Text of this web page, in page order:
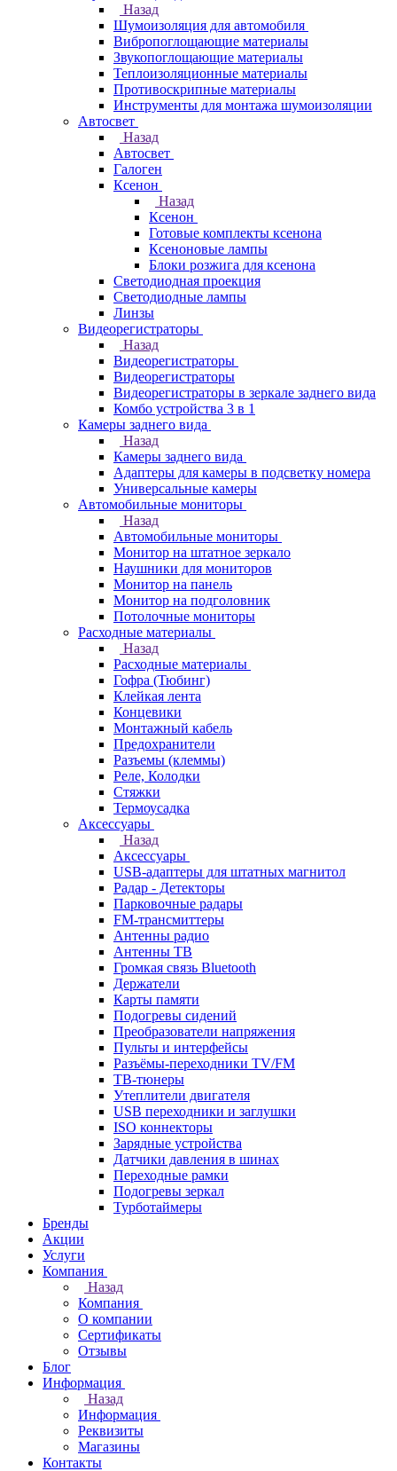
Назад
Шумоизоляция для автомобиля
Вибропоглощающие материалы
Звукопоглощающие материалы
Теплоизоляционные материалы
Противоскрипные материалы
Инструменты для монтажа шумоизоляции
Автосвет
Назад
Автосвет
Галоген
Ксенон
Назад
Ксенон
Готовые комплекты ксенона
Ксеноновые лампы
Блоки розжига для ксенона
Светодиодная проекция
Светодиодные лампы
Линзы
Видеорегистраторы
Назад
Видеорегистраторы
Видеорегистраторы
Видеорегистраторы в зеркале заднего вида
Комбо устройства 3 в 1
Камеры заднего вида
Назад
Камеры заднего вида
Адаптеры для камеры в подсветку номера
Универсальные камеры
Автомобильные мониторы
Назад
Автомобильные мониторы
Монитор на штатное зеркало
Наушники для мониторов
Монитор на панель
Монитор на подголовник
Потолочные мониторы
Расходные материалы
Назад
Расходные материалы
Гофра (Тюбинг)
Клейкая лента
Концевики
Монтажный кабель
Предохранители
Разъемы (клеммы)
Реле, Колодки
Стяжки
Термоусадка
Аксессуары
Назад
Аксессуары
USB-адаптеры для штатных магнитол
Радар - Детекторы
Парковочные радары
FM-трансмиттеры
Антенны радио
Антенны ТВ
Громкая связь Bluetooth
Держатели
Карты памяти
Подогревы сидений
Преобразователи напряжения
Пульты и интерфейсы
Разъёмы-переходники TV/FM
ТВ-тюнеры
Утеплители двигателя
USB переходники и заглушки
ISO коннекторы
Зарядные устройства
Датчики давления в шинах
Переходные рамки
Подогревы зеркал
Турботаймеры
Бренды
Акции
Услуги
Компания
Назад
Компания
О компании
Сертификаты
Отзывы
Блог
Информация
Назад
Информация
Реквизиты
Магазины
Контакты